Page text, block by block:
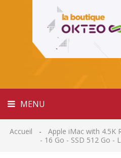
MENU
Accueil
Apple iMac with 4.5K
- 16 Go - SSD 512 Go -